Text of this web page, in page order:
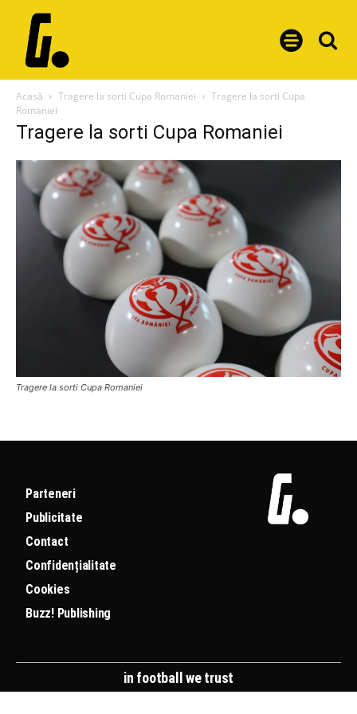
Acasă Tragere la sorti Cupa Romaniei
Tragere la sorti Cupa
Romaniei
Tragere la sorti Cupa Romaniei
Tragere la sorti Cupa Romaniei
Parteneri
Publicitate
Contact
Confidențialitate
Cookies
Buzz! Publishing
in football we trust